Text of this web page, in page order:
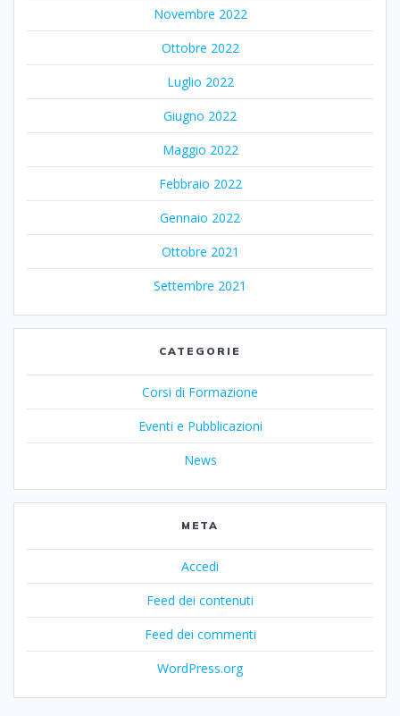
Novembre 2022
Ottobre 2022
Luglio 2022
Giugno 2022
Maggio 2022
Febbraio 2022
Gennaio 2022
Ottobre 2021
Settembre 2021
CATEGORIE
Corsi di Formazione
Eventi e Pubblicazioni
News
META
Accedi
Feed dei contenuti
Feed dei commenti
WordPress.org